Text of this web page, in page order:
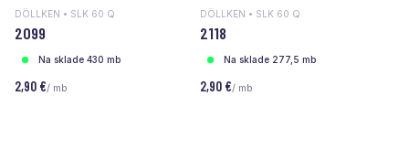
DÖLLKEN • SLK 60 Q
2099
Na sklade 430 mb
2,90 €/ mb
DÖLLKEN • SLK 60 Q
2118
Na sklade 277,5 mb
2,90 €/ mb